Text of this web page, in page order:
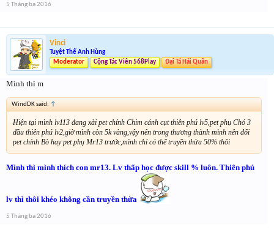
5 Tháng ba 2016
Vinci
Tuyệt Thế Anh Hùng
Moderator
Cộng Tác Viên 568Play Đại Tá Hải Quân
Mình thì m
WindDK said: ↑
Hiện tại mình lv113 đang xài pet chính Chim cánh cụt thiên phú lv5,pet phụ Chó 3
đầu thiên phú lv2,giờ mình còn 5k vàng,vậy nên trong thương thành mình nên đổi
pet chính Bò hay pet phụ Mr13 trước,mình chỉ có thể truyền thừa 50% thôi
Mình thì mình thích con mr13. Lv thấp học được skill % luôn. Thiên phú
lv thì thôi khéo không cần truyền thừa
5 Tháng ba 2016